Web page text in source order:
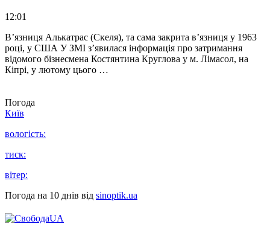
12:01
В’язниця Алькатрас (Скеля), та сама закрита в’язниця у 1963
році, у США У ЗМІ з’явилася інформація про затримання
відомого бізнесмена Костянтина Круглова у м. Лімасол, на
Кіпрі, у лютому цього …
Погода
Київ
вологість:
тиск:
вітер:
Погода на 10 днів від sinoptik.ua